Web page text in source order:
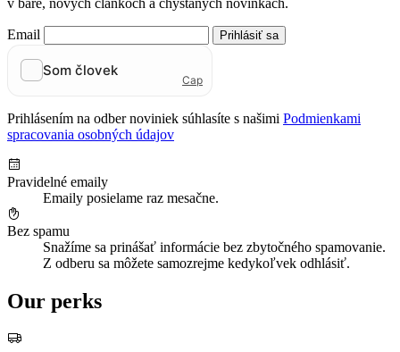
Email Prihlásiť sa
Prihlásením na odber noviniek súhlasíte s našimi Podmienkami
spracovania osobných údajov
Pravidelné emaily
Emaily posielame raz mesačne.
Bez spamu
Snažíme sa prinášať informácie bez zbytočného spamovanie.
Z odberu sa môžete samozrejme kedykoľvek odhlásiť.
Our perks